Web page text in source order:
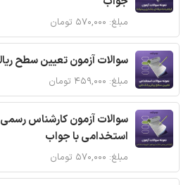
مبلغ: ۵۷۰,۰۰۰ تومان
سوالات آزمون تعیین سطح
مبلغ: ۴۵۹,۰۰۰ تومان
سوالات آزمون کارشناس
استخدامی با جواب
مبلغ: ۵۷۰,۰۰۰ تومان